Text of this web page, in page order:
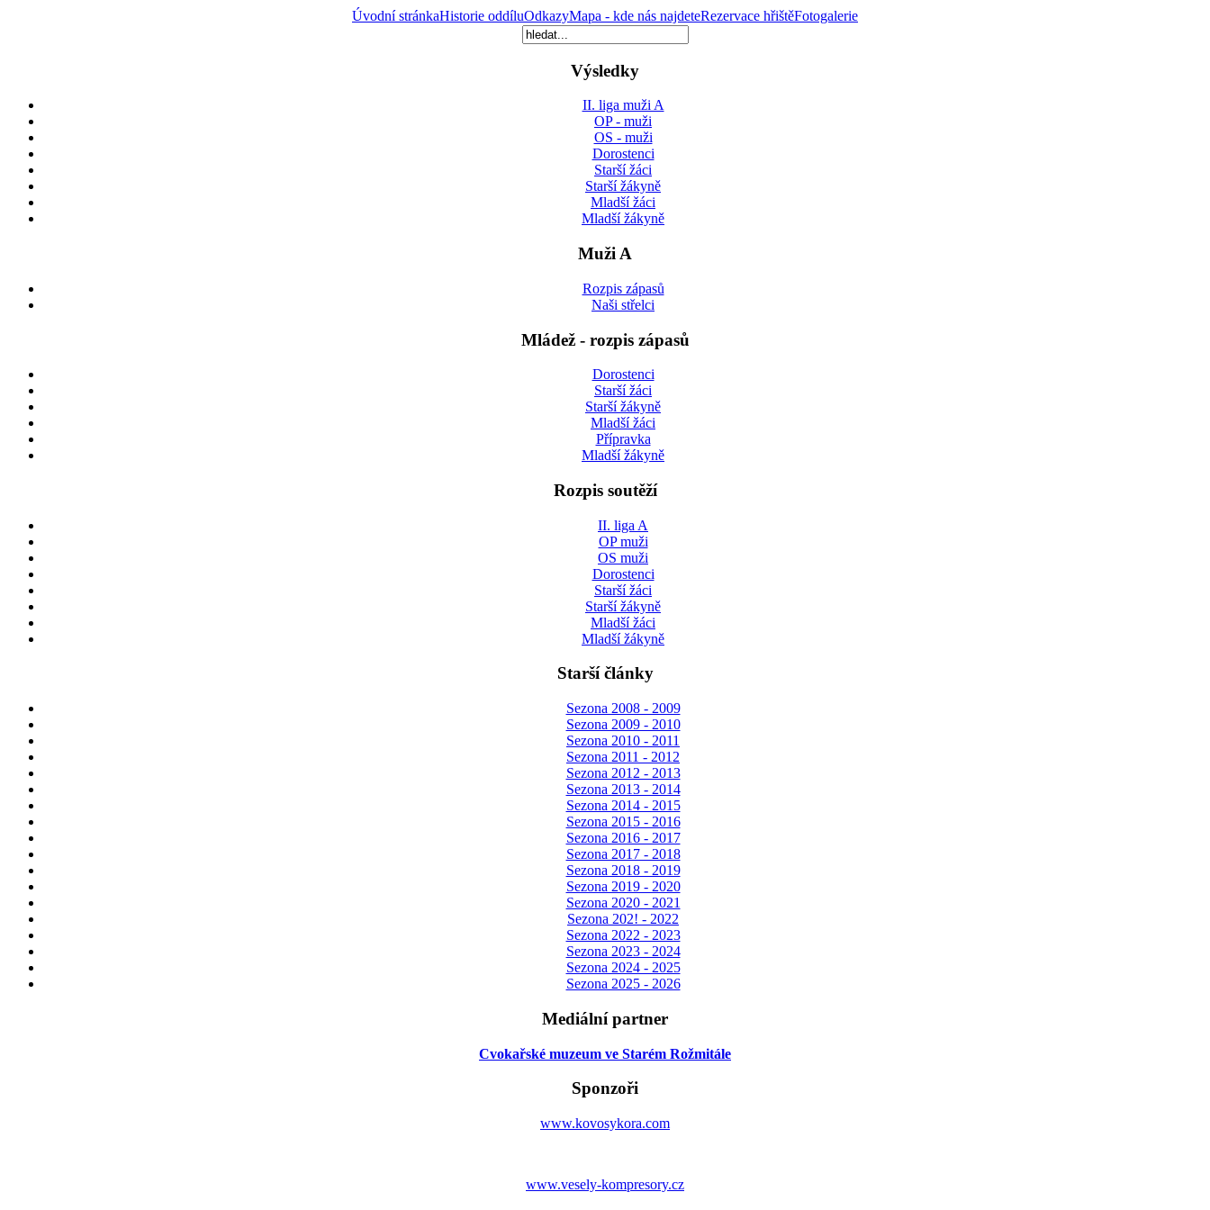
Úvodní stránkaHistorie oddíluOdkazyMapa - kde nás najdeteRezervace hřištěFotogalerie
Výsledky
II. liga muži A
OP - muži
OS - muži
Dorostenci
Starší žáci
Starší žákyně
Mladší žáci
Mladší žákyně
Muži A
Rozpis zápasů
Naši střelci
Mládež - rozpis zápasů
Dorostenci
Starší žáci
Starší žákyně
Mladší žáci
Přípravka
Mladší žákyně
Rozpis soutěží
II. liga A
OP muži
OS muži
Dorostenci
Starší žáci
Starší žákyně
Mladší žáci
Mladší žákyně
Starší články
Sezona 2008 - 2009
Sezona 2009 - 2010
Sezona 2010 - 2011
Sezona 2011 - 2012
Sezona 2012 - 2013
Sezona 2013 - 2014
Sezona 2014 - 2015
Sezona 2015 - 2016
Sezona 2016 - 2017
Sezona 2017 - 2018
Sezona 2018 - 2019
Sezona 2019 - 2020
Sezona 2020 - 2021
Sezona 202! - 2022
Sezona 2022 - 2023
Sezona 2023 - 2024
Sezona 2024 - 2025
Sezona 2025 - 2026
Mediální partner
Cvokařské muzeum ve Starém Rožmitále
Sponzoři
www.kovosykora.com
www.vesely-kompresory.cz